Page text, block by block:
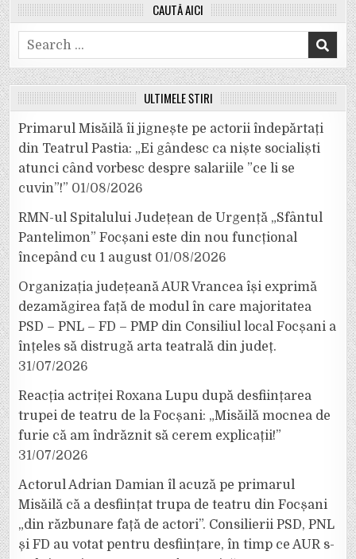
CAUTĂ AICI
Search
for:
ULTIMELE ȘTIRI
Primarul Misăilă îi jignește pe actorii îndepărtați
din Teatrul Pastia: „Ei gândesc ca niște socialiști
atunci când vorbesc despre salariile ”ce li se
cuvin”!” 01/08/2026
RMN-ul Spitalului Județean de Urgență „Sfântul
Pantelimon” Focșani este din nou funcțional
începând cu 1 august 01/08/2026
Organizația județeană AUR Vrancea își exprimă
dezamăgirea față de modul în care majoritatea
PSD – PNL – FD – PMP din Consiliul local Focșani a
înțeles să distrugă arta teatrală din județ.
31/07/2026
Reacția actriței Roxana Lupu după desființarea
trupei de teatru de la Focșani: „Misăilă mocnea de
furie că am îndrăznit să cerem explicații!”
31/07/2026
Actorul Adrian Damian îl acuză pe primarul
Misăilă că a desființat trupa de teatru din Focșani
„din răzbunare față de actori”. Consilierii PSD, PNL
și FD au votat pentru desființare, în timp ce AUR s-